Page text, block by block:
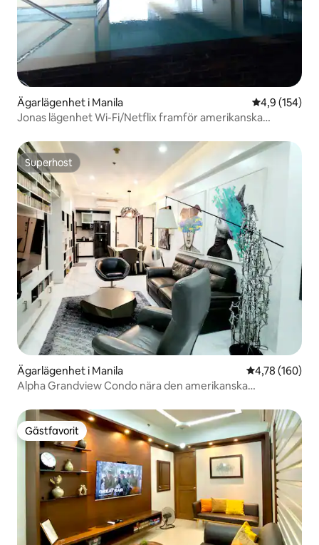
Ägarlägenhet i Manila 4,9 av 5 i
4,9 (154)
Jonas lägenhet Wi-Fi/Netflix framför amerikanska
Superhost
Superhost
Ägarlägenhet i Manila 4,78 av 5 i
4,78 (160)
Alpha Grandview Condo nära den amerikanska
Gästfavorit
Gästfavorit